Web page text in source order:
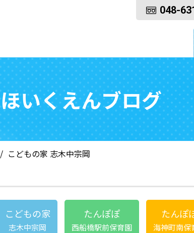
048-
ほいくえんブログ
こどもの家 志木中宗岡
こどもの家
志木中宗岡
たんぽぽ
西船橋駅前保育園
たんぽ
海神町南保